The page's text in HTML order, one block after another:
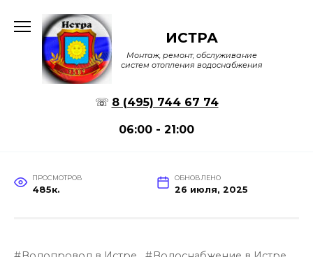
содержанию
ИСТРА
Монтаж, ремонт, обслуживание
систем отопления водоснабжения
☏ 8 (495) 744 67 74
06:00 - 21:00
ПРОСМОТРОВ
485к.
ОБНОВЛЕНО
26 июля, 2025